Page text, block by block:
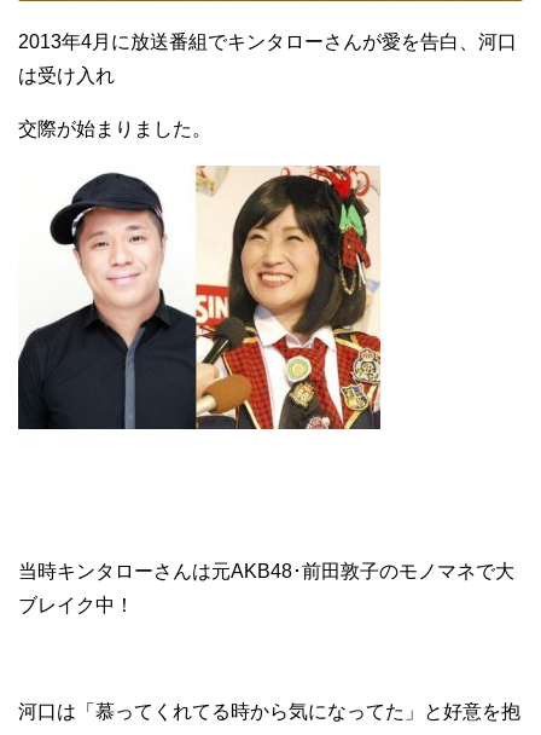
2013年4月に放送番組でキンタローさんが愛を告白、河口
は受け入れ
交際が始まりました。
当時キンタローさんは元AKB48･前田敦子のモノマネで大
ブレイク中！
河口は「慕ってくれてる時から気になってた」と好意を抱